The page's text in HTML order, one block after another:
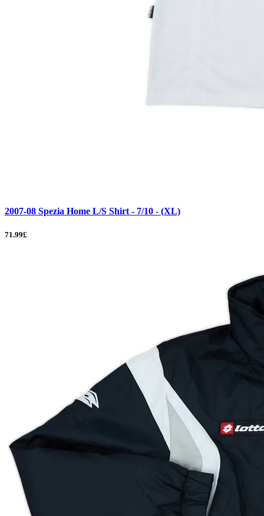
2007-08 Spezia Home L/S Shirt - 7/10 - (XL)
71.99£